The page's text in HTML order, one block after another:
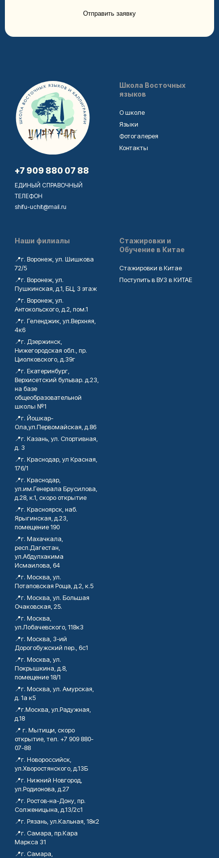
Отправить заявку
+7 909 880 07 88
ЕДИНЫЙ СПРАВОЧНЫЙ
ТЕЛЕФОН
shifu-uchit@mail.ru
Школа Восточных
языков
О школе
Языки
Фотогалерея
Контакты
Наши филиалы
📍г. Воронеж, ул. Шишкова
72/5
📍г. Воронеж, ул.
Пушкинская, д.1, БЦ, 3 этаж
📍г. Воронеж, ул.
Антокольского, д.2, пом.1
📍г. Геленджик, ул.Верхняя,
4к6
📍г. Дзержинск,
Нижегородская обл., пр.
Циолковского, д.39г
📍г. Екатеринбург,
Верхисетский бульвар. д.23,
на базе
общеобразовательной
школы №1
📍г. Йошкар-
Ола,ул.Первомайская, д.86
📍г. Казань, ул. Спортивная,
д. 3
📍г. Краснодар, ул Красная,
176/1
📍г. Краснодар,
ул.им.Генерала Брусилова,
д.28, к.1, скоро открытие
📍г. Красноярск, наб.
Ярыгинская, д.23,
помещение 190
📍г. Махачкала,
респ.Дагестан,
ул.Абдулхакима
Исмаилова, 64
📍г. Москва, ул.
Потаповская Роща, д.2, к.5
📍г. Москва, ул. Большая
Очаковская, 25.
📍г. Москва,
ул.Лобачевского, 118к3
📍г. Москва, 3-ий
Дорогобужский пер., 6с1
📍г. Москва, ул.
Покрышкина, д.8,
помещение 18/1
📍г. Москва, ул. Амурская,
д. 1а к5
📍г.Москва, ул.Радужная,
д.18
📍 г. Мытищи, скоро
открытие, тел. +7 909 880-
07-88
📍г. Новороссийск,
ул.Хворостянского, д.13Б
📍г. Нижний Новгород,
ул.Родионова, д.27
📍г. Ростов-на-Дону, пр.
Солженицына, д.13/2с1
📍г. Рязань, ул.Кальная, 18к2
📍г. Самара, пр.Кара
Маркса 31
📍г. Самара,
Стажировки и
Обучение в Китае
Стажировки в Китае
Поступить в ВУЗ в КИТАЕ